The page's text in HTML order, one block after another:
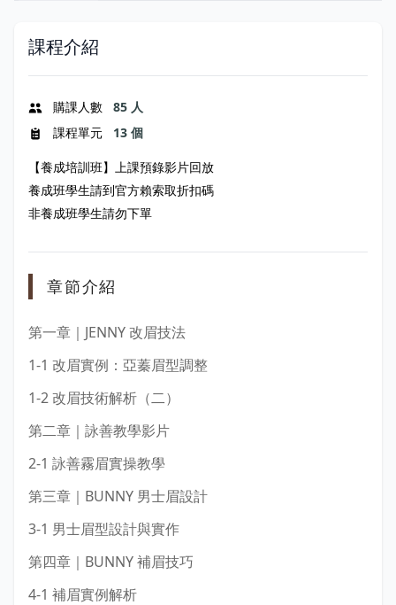
課程介紹
購課人數
85 人
課程單元
13 個
【養成培訓班】上課預錄影片回放
養成班學生請到官方賴索取折扣碼
非養成班學生請勿下單
章節介紹
第一章｜JENNY 改眉技法
1-1 改眉實例：亞蓁眉型調整
1-2 改眉技術解析（二）
第二章｜詠善教學影片
2-1 詠善霧眉實操教學
第三章｜BUNNY 男士眉設計
3-1 男士眉型設計與實作
第四章｜BUNNY 補眉技巧
4-1 補眉實例解析